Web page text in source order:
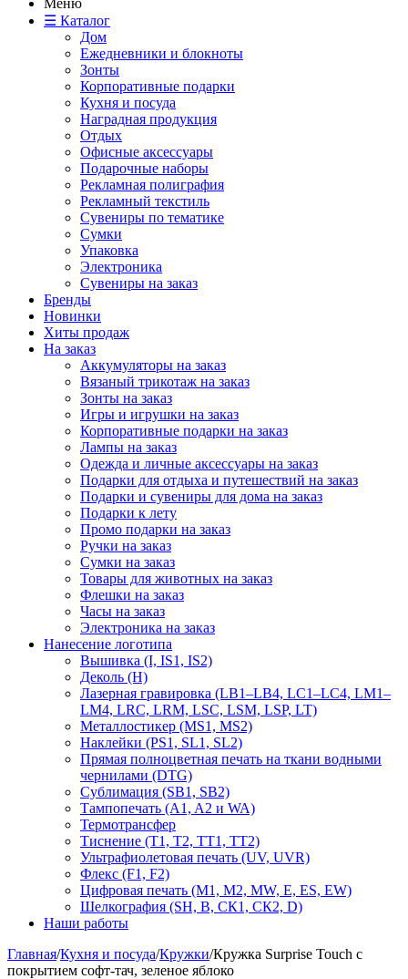
Меню
☰ Каталог
Дом
Ежедневники и блокноты
Зонты
Корпоративные подарки
Кухня и посуда
Наградная продукция
Отдых
Офисные аксессуары
Подарочные наборы
Рекламная полиграфия
Рекламный текстиль
Сувениры по тематике
Сумки
Упаковка
Электроника
Сувениры на заказ
Бренды
Новинки
Хиты продаж
На заказ
Аккумуляторы на заказ
Вязаный трикотаж на заказ
Зонты на заказ
Игры и игрушки на заказ
Корпоративные подарки на заказ
Лампы на заказ
Одежда и личные аксессуары на заказ
Подарки для отдыха и путешествий на заказ
Подарки и сувениры для дома на заказ
Подарки к лету
Промо подарки на заказ
Ручки на заказ
Сумки на заказ
Товары для животных на заказ
Флешки на заказ
Часы на заказ
Электроника на заказ
Нанесение логотипа
Вышивка (I, IS1, IS2)
Деколь (H)
Лазерная гравировка (LB1–LB4, LC1–LC4, LM1–
LM4, LRC, LRM, LSC, LSM, LSP, LT)
Металлостикер (MS1, MS2)
Наклейки (PS1, SL1, SL2)
Прямая полноцветная печать на ткани водными
чернилами (DTG)
Сублимация (SB1, SB2)
Тампопечать (A1, A2 и WA)
Термотрансфер
Тиснение (Т1, Т2, ТT1, ТT2)
Ультрафиолетовая печать (UV, UVR)
Флекс (F1, F2)
Цифровая печать (M1, M2, MW, E, ES, EW)
Шелкография (SH, В, СК1, СК2, D)
Наши работы
Главная/Кухня и посуда/Кружки/Кружка Surprise Touch с
покрытием софт-тач, зеленое яблоко